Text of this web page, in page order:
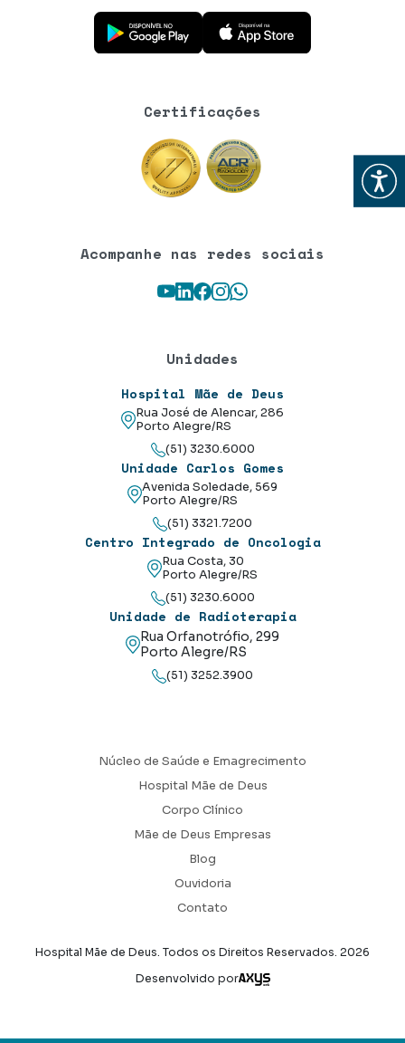
Abrir
Baixe o aplicativo na Google Play Store
Baixe o aplicativo na App Store
Certificações
Acompanhe nas redes sociais
Youtube
LinkedIn
Facebook
Instagram
WhatsApp
Unidades
Hospital Mãe de Deus
Rua José de Alencar, 286
Porto Alegre/RS
(51) 3230.6000
Unidade Carlos Gomes
Avenida Soledade, 569
Porto Alegre/RS
(51) 3321.7200
Centro Integrado de Oncologia
Rua Costa, 30
Porto Alegre/RS
(51) 3230.6000
Unidade de Radioterapia
Rua Orfanotrófio, 299
Porto Alegre/RS
(51) 3252.3900
Núcleo de Saúde e Emagrecimento
Hospital Mãe de Deus
Corpo Clínico
Mãe de Deus Empresas
Blog
Ouvidoria
Contato
Hospital Mãe de Deus. Todos os Direitos Reservados. 2026
Desenvolvido por
Axysweb